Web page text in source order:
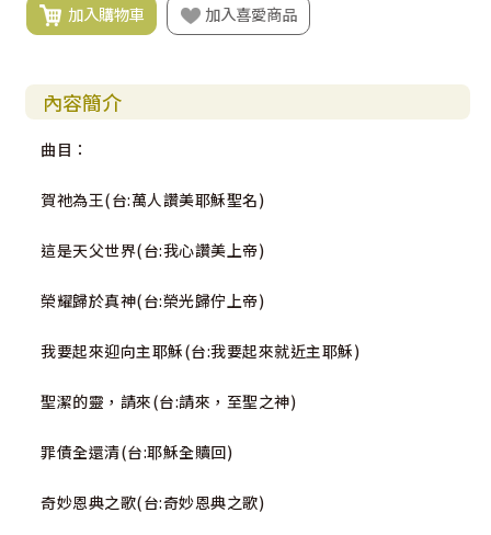
加入購物車 加入喜愛商品
內容簡介
曲目：
賀祂為王(台:萬人讚美耶穌聖名)
這是天父世界(台:我心讚美上帝)
榮耀歸於真神(台:榮光歸佇上帝)
我要起來迎向主耶穌(台:我要起來就近主耶穌)
聖潔的靈，請來(台:請來，至聖之神)
罪債全還清(台:耶穌全贖回)
奇妙恩典之歌(台:奇妙恩典之歌)